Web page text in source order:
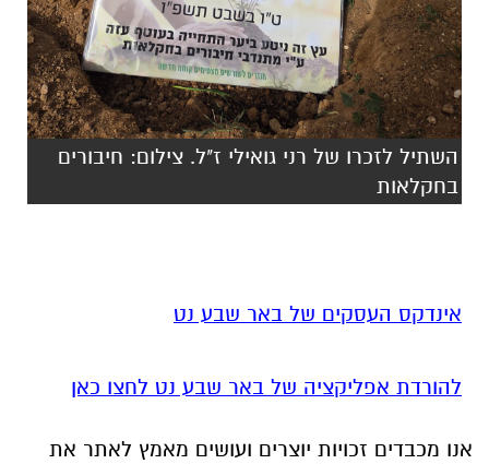
השתיל לזכרו של רני גואילי ז"ל. צילום: חיבורים
בחקלאות
אינדקס העסקים של באר שבע נט
להורדת אפליקציה של באר שבע נט לחצו כאן
אנו מכבדים זכויות יוצרים ועושים מאמץ לאתר את